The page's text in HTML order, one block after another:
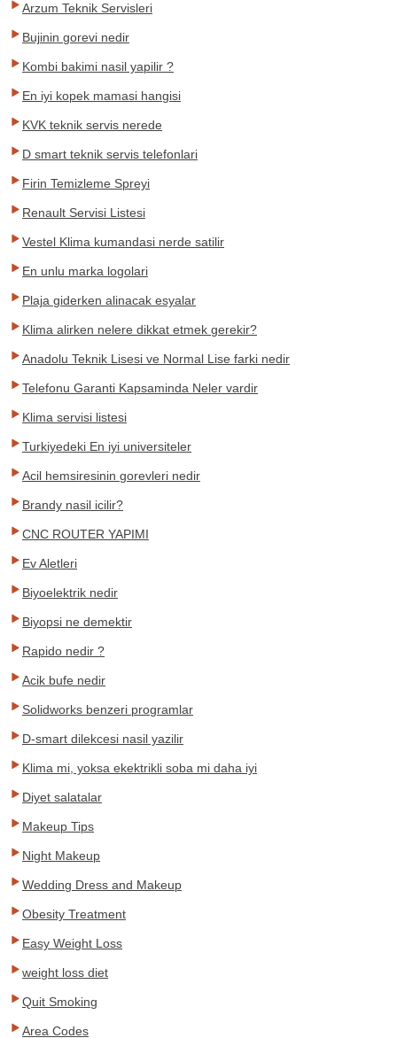
Arzum Teknik Servisleri
Bujinin gorevi nedir
Kombi bakimi nasil yapilir ?
En iyi kopek mamasi hangisi
KVK teknik servis nerede
D smart teknik servis telefonlari
Firin Temizleme Spreyi
Renault Servisi Listesi
Vestel Klima kumandasi nerde satilir
En unlu marka logolari
Plaja giderken alinacak esyalar
Klima alirken nelere dikkat etmek gerekir?
Anadolu Teknik Lisesi ve Normal Lise farki nedir
Telefonu Garanti Kapsaminda Neler vardir
Klima servisi listesi
Turkiyedeki En iyi universiteler
Acil hemsiresinin gorevleri nedir
Brandy nasil icilir?
CNC ROUTER YAPIMI
Ev Aletleri
Biyoelektrik nedir
Biyopsi ne demektir
Rapido nedir ?
Acik bufe nedir
Solidworks benzeri programlar
D-smart dilekcesi nasil yazilir
Klima mi, yoksa ekektrikli soba mi daha iyi
Diyet salatalar
Makeup Tips
Night Makeup
Wedding Dress and Makeup
Obesity Treatment
Easy Weight Loss
weight loss diet
Quit Smoking
Area Codes